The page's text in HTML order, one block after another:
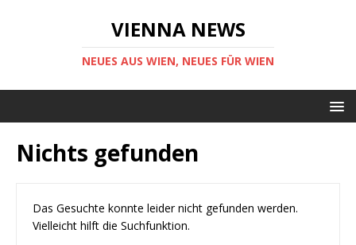
VIENNA NEWS
NEUES AUS WIEN, NEUES FÜR WIEN
Nichts gefunden
Das Gesuchte konnte leider nicht gefunden werden.
Vielleicht hilft die Suchfunktion.